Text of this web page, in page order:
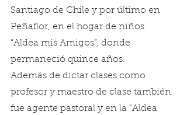
Santiago de Chile y por último en
Peñaflor, en el hogar de niños
“Aldea mis Amigos”, donde
permaneció quince años.
Además de dictar clases como
profesor y maestro de clase también
fue agente pastoral y en la “Aldea